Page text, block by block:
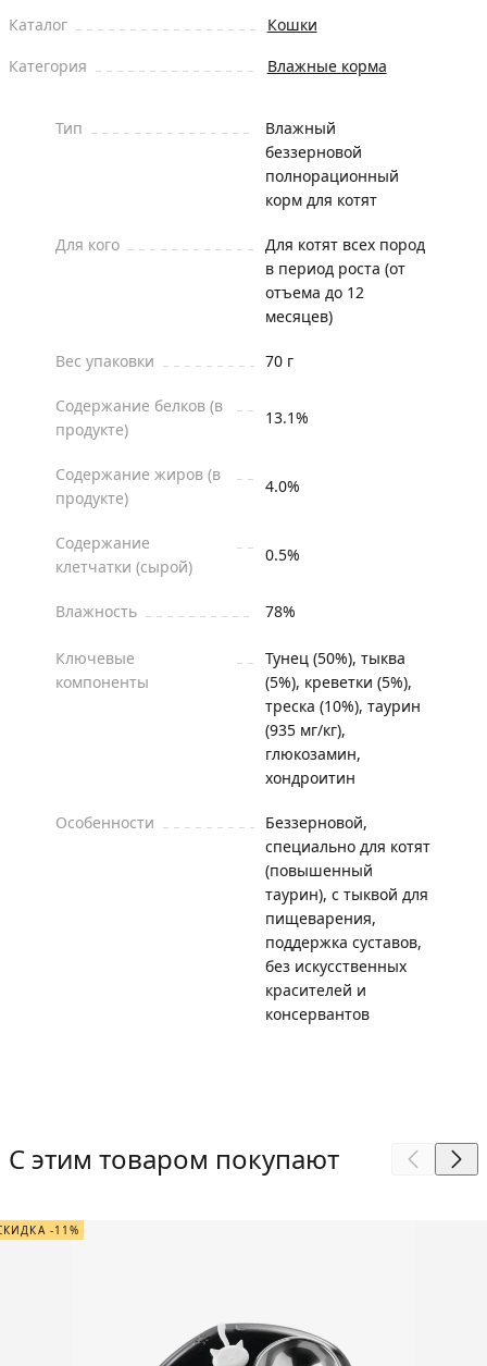
Каталог
Кошки
Категория
Влажные корма
Тип
Влажный
беззерновой
полнорационный
корм для котят
Для кого
Для котят всех пород
в период роста (от
отъема до 12
месяцев)
Вес упаковки 70 г
Содержание белков (в
продукте)
13.1%
Содержание жиров (в
продукте)
4.0%
Содержание
клетчатки (сырой)
0.5%
Влажность 78%
Ключевые
компоненты
Тунец (50%), тыква
(5%), креветки (5%),
треска (10%), таурин
(935 мг/кг),
глюкозамин,
хондроитин
Особенности
Беззерновой,
специально для котят
(повышенный
таурин), с тыквой для
пищеварения,
поддержка суставов,
без искусственных
красителей и
консервантов
С этим товаром покупают
-11%